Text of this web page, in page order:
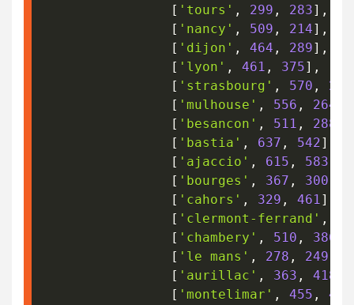
[ 'tours' , 299 , 283] ,
[ 'nancy' , 509 , 214] ,
[ 'dijon' , 464 , 289] ,
[ 'lyon' , 461 , 375] ,
[ 'strasbourg' , 570 , 212
[ 'mulhouse' , 556 , 264
[ 'besancon' , 511 , 288
[ 'bastia' , 637 , 542]
[ 'ajaccio' , 615 , 583
[ 'bourges' , 367 , 300
[ 'cahors' , 329 , 461]
[ 'clermont-ferrand' ,
[ 'chambery' , 510 , 386
[ 'le mans' , 278 , 249
[ 'aurillac' , 363 , 418
[ 'montelimar' , 455 , 446